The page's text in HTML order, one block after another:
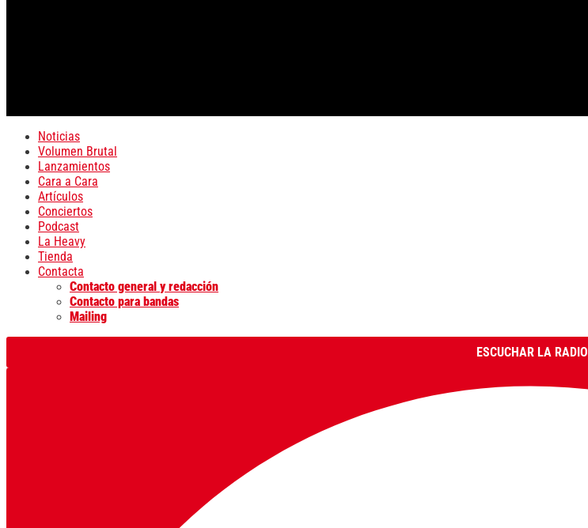
Noticias
Volumen Brutal
Lanzamientos
Cara a Cara
Artículos
Conciertos
Podcast
La Heavy
Tienda
Contacta
Contacto general y redacción
Contacto para bandas
Mailing
ESCUCHAR LA RADIO